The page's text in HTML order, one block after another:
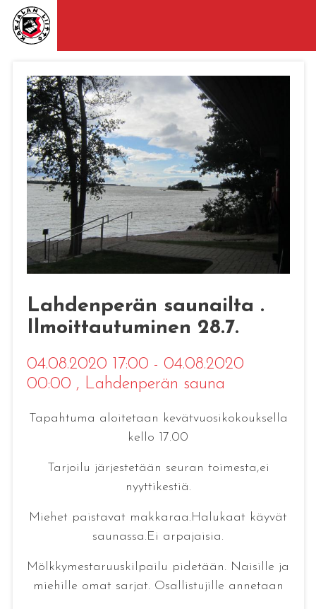
Lahdenperän saunailta .
Ilmoittautuminen 28.7.
04.08.2020 17:00 - 04.08.2020
00:00 , Lahdenperän sauna
Tapahtuma aloitetaan kevätvuosikokouksella
kello 17.00
Tarjoilu järjestetään seuran toimesta,ei
nyyttikestiä.
Miehet paistavat makkaraa.Halukaat käyvät
saunassa.Ei arpajaisia.
Mölkkymestaruuskilpailu pidetään. Naisille ja
miehille omat sarjat. Osallistujille annetaan